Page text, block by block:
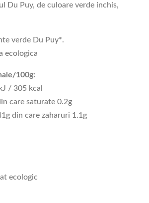
Du Puy, de culoare verde inchis,
verde Du Puy*.
ecologica
100g:
/ 305 kcal
care saturate 0.2g
din care zaharuri 1.1g
ecologic